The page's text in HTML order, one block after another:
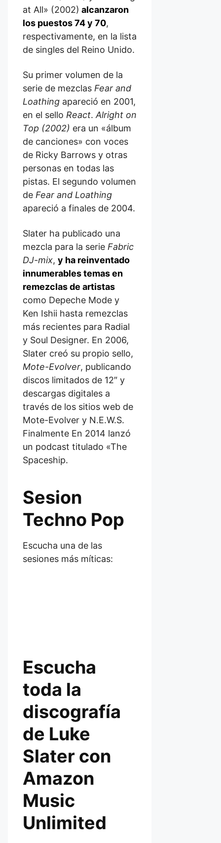
at All» (2002) alcanzaron
los puestos 74 y 70,
respectivamente, en la lista
de singles del Reino Unido.
Su primer volumen de la
serie de mezclas Fear and
Loathing apareció en 2001,
en el sello React.Alright on
Top (2002) era un «álbum
de canciones» con voces
de Ricky Barrows y otras
personas en todas las
pistas. El segundo volumen
de Fear and Loathing
apareció a finales de 2004.
Slater ha publicado una
mezcla para la serie Fabric
DJ-mix, y ha reinventado
innumerables temas en
remezclas de artistas
como Depeche Mode y
Ken Ishii hasta remezclas
más recientes para Radial
y Soul Designer. En 2006,
Slater creó su propio sello,
Mote-Evolver, publicando
discos limitados de 12″ y
descargas digitales a
través de los sitios web de
Mote-Evolver y N.E.W.S.
Finalmente En 2014 lanzó
un podcast titulado «The
Spaceship.
Sesion
Techno Pop
Escucha una de las
sesiones más míticas:
Escucha
toda la
discografía
de Luke
Slater con
Amazon
Music
Unlimited